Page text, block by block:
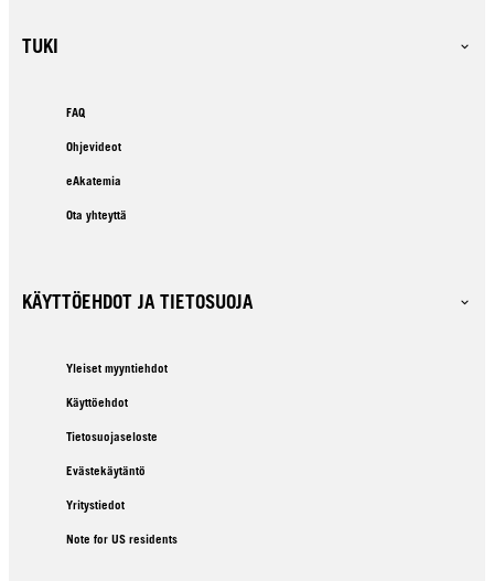
TUKI
FAQ
Ohjevideot
eAkatemia
Ota yhteyttä
KÄYTTÖEHDOT JA TIETOSUOJA
Yleiset myyntiehdot
Käyttöehdot
Tietosuojaseloste
Evästekäytäntö
Yritystiedot
Note for US residents